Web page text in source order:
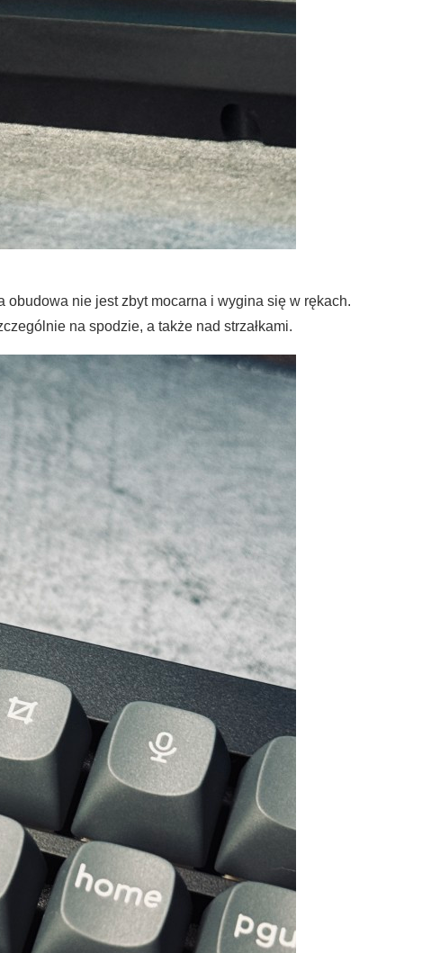
obudowa nie jest zbyt mocarna i wygina się w rękach.
na spodzie, a także nad strzałkami.